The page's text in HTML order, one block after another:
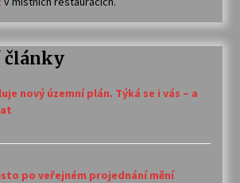
články
nový územní plán. Týká se i vás – a
po veřejném projednání mění